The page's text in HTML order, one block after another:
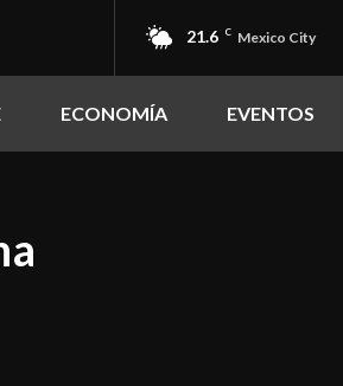
21.6 C Mexico City
ECONOMÍA EVENTOS